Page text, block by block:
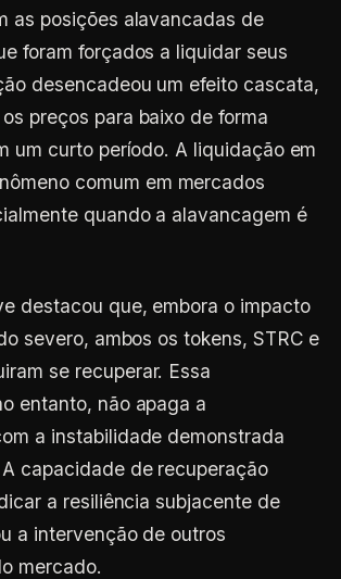
as posições alavancadas de
foram forçados a liquidar seus
desencadeou um efeito cascata,
preços para baixo de forma
um curto período. A liquidação em
comum em mercados
quando a alavancagem é
destacou que, embora o impacto
severo, ambos os tokens, STRC e
se recuperar. Essa
entanto, não apaga a
a instabilidade demonstrada
capacidade de recuperação
a resiliência subjacente de
a intervenção de outros
mercado.